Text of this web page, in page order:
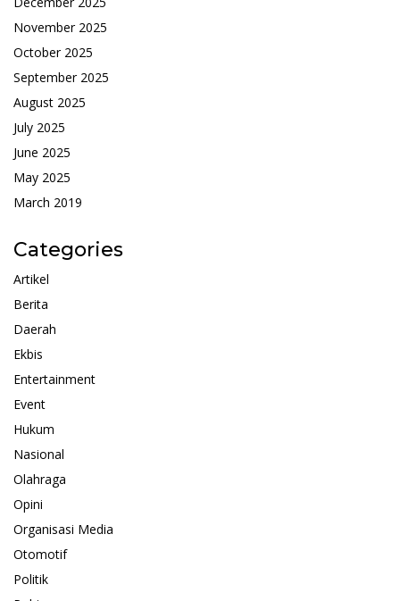
November 2025
October 2025
September 2025
August 2025
July 2025
June 2025
May 2025
March 2019
Categories
Artikel
Berita
Daerah
Ekbis
Entertainment
Event
Hukum
Nasional
Olahraga
Opini
Organisasi Media
Otomotif
Politik